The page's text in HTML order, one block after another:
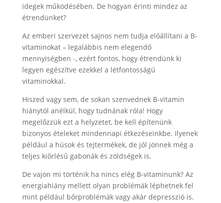
idegek működésében. De hogyan érinti mindez az
étrendünket?
Az emberi szervezet sajnos nem tudja előállítani a B-
vitaminokat – legalábbis nem elegendő
mennyiségben -, ezért fontos, hogy étrendünk ki
legyen egészítve ezekkel a létfontosságú
vitaminokkal.
Hiszed vagy sem, de sokan szenvednek B-vitamin
hiánytól anélkül, hogy tudnának róla! Hogy
megelőzzük ezt a helyzetet, be kell építenünk
bizonyos ételeket mindennapi étkezéseinkbe. Ilyenek
például a húsok és tejtermékek, de jól jönnek még a
teljes kiőrlésű gabonák és zöldségek is.
De vajon mi történik ha nincs elég B-vitaminunk? Az
energiahiány mellett olyan problémák léphetnek fel
mint például bőrproblémák vagy akár depresszió is.